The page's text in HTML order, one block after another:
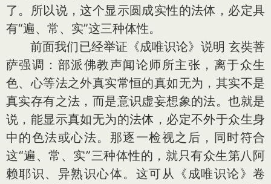
了。所以说，这个显示圆成实性的法体，必定具
有“遍、常、实”这三种体性。
前面我们已经举证《成唯识论》说明 玄奘菩
萨强调：部派佛教声闻论师所主张，离于众生
色、心等法之外真实常恒的真如无为，其实不是
真实存有之法，而是意识虚妄想象的法。也就是
说，能显示真如无为的法体，必定不外于众生身
中的色法或心法。那逐一检视之后，同时符合
这“遍、常、实”三种体性的，就只有众生第八阿
赖耶识、异熟识心体。这可从《成唯识论》卷